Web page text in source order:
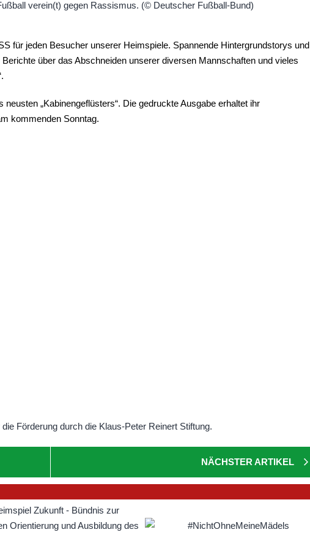
für jeden Besucher unserer Heimspiele. Spannende Hintergrundstorys und
über das Abschneiden unserer diversen Mannschaften und vieles
„Kabinengeflüsters“. Die gedruckte Ausgabe erhaltet ihr
kommenden Sonntag.
NÄCHSTER ARTIKEL